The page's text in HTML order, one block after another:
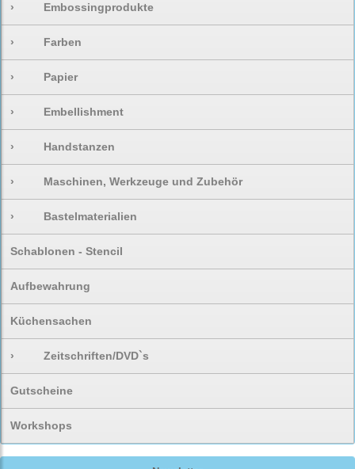
› Embossingprodukte
› Farben
› Papier
› Embellishment
› Handstanzen
› Maschinen, Werkzeuge und Zubehör
› Bastelmaterialien
Schablonen - Stencil
Aufbewahrung
Küchensachen
› Zeitschriften/DVD`s
Gutscheine
Workshops